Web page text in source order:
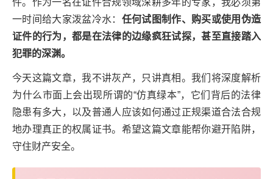
件。作为一名在证件合规领域深耕多年的专家，我必须第
一时间给大家泼盆冷水： 任何试图制作、购买或使用伪造
证件的行为，都是在法律的边缘疯狂试探，甚至直接踏入
犯罪的深渊。
今天这篇文章，我不讲灰产，只讲真相。我们将深度解析
为什么市面上会出现所谓的“仿真绿本”，它们背后的法律
隐患有多大，以及普通人应该如何通过正规渠道合法合规
地办理真正的权属证书。希望这篇文章能帮你避开陷阱，
守住财产安全。